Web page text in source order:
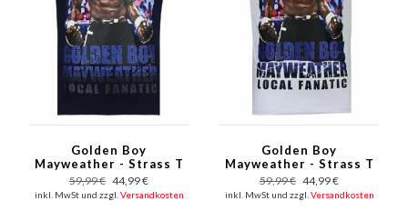
Golden Boy
Mayweather - Strass T
Shirt Herren - Marine
Blau
59,99 € 44,99 €
inkl. MwSt und zzgl. Versandkosten
Golden Boy
Mayweather - Strass T
Shirt Herren - Weiß
59,99 € 44,99 €
inkl. MwSt und zzgl. Versandkosten